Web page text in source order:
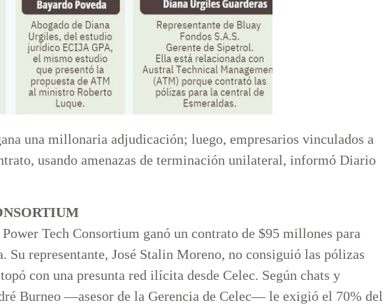
una millonaria adjudicación; luego, empresarios vinculados a
usando amenazas de terminación unilateral, informó Diario
Tech Consortium ganó un contrato de $95 millones para
Su representante, José Stalin Moreno, no consiguió las pólizas
con una presunta red ilícita desde Celec. Según chats y
Burneo —asesor de la Gerencia de Celec— le exigió el 70% del